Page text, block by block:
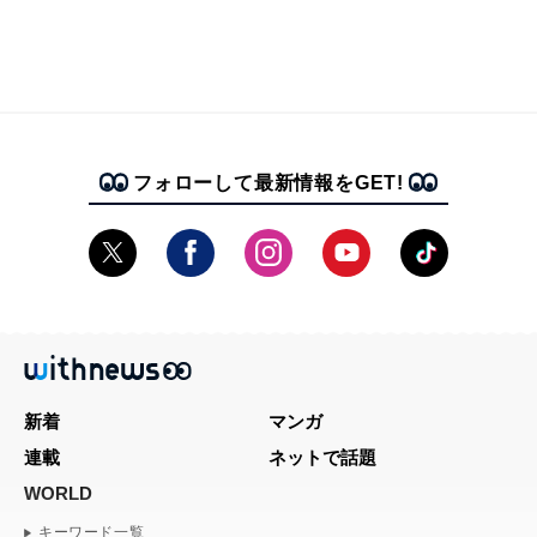
フォローして最新情報をGET!
新着
マンガ
連載
ネットで話題
WORLD
キーワード一覧